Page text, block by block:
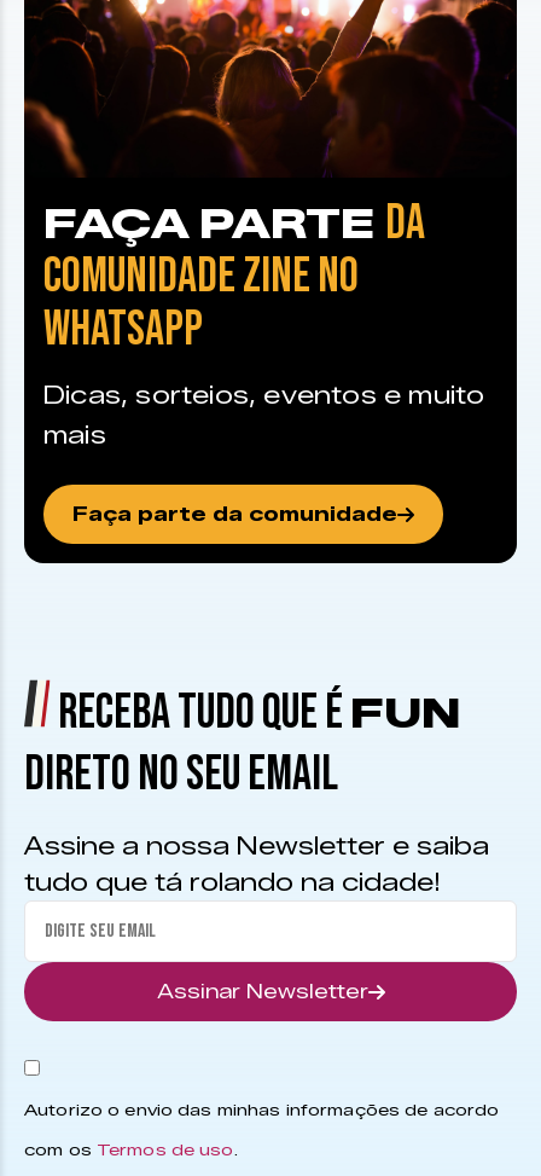
FAÇA PARTE DA
COMUNIDADE ZINE NO
WHATSAPP
Dicas, sorteios, eventos e muito
mais
Faça parte da comunidade
RECEBA TUDO QUE É FUN
DIRETO NO SEU EMAIL
Assine a nossa Newsletter e saiba
tudo que tá rolando na cidade!
Assinar Newsletter
Autorizo o envio das minhas informações de acordo
com os Termos de uso.